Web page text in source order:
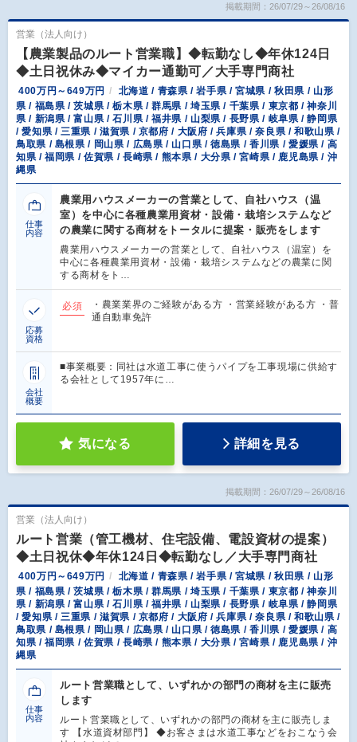
掲載期間：26/07/29～26/08/16
営業（法人向け）
【農業製品のルート営業職】◆転勤なし◆年休124日
◆土日祝休み◆マイカー通勤可／大手専門商社
400万円～649万円
北海道 / 青森県 / 岩手県 / 宮城県 / 秋田県 / 山形
県 / 福島県 / 茨城県 / 栃木県 / 群馬県 / 埼玉県 / 千葉県 / 東京都 / 神奈川
県 / 新潟県 / 富山県 / 石川県 / 福井県 / 山梨県 / 長野県 / 岐阜県 / 静岡県
/ 愛知県 / 三重県 / 滋賀県 / 京都府 / 大阪府 / 兵庫県 / 奈良県 / 和歌山県 /
鳥取県 / 島根県 / 岡山県 / 広島県 / 山口県 / 徳島県 / 香川県 / 愛媛県 / 高
知県 / 福岡県 / 佐賀県 / 長崎県 / 熊本県 / 大分県 / 宮崎県 / 鹿児島県 / 沖
縄県
仕事
内容
農業用ハウスメーカーの営業として、自社ハウス（温
室）を中心に各種農業用資材・設備・栽培システムなど
の農業に関する商材をトータルに提案・販売をします
農業用ハウスメーカーの営業として、自社ハウス（温室）を
中心に各種農業用資材・設備・栽培システムなどの農業に関
する商材をト…
応募
資格
必須
・農業業界のご経験がある方 ・営業経験がある方 ・普
通自動車免許
会社
概要
■事業概要：同社は水道工事に使うパイプを工事現場に供給す
る会社として1957年に…
気になる 詳細を見る
掲載期間：26/07/29～26/08/16
営業（法人向け）
ルート営業（管工機材、住宅設備、電設資材の提案）
◆土日祝休◆年休124日◆転勤なし／大手専門商社
400万円～649万円
北海道 / 青森県 / 岩手県 / 宮城県 / 秋田県 / 山形
県 / 福島県 / 茨城県 / 栃木県 / 群馬県 / 埼玉県 / 千葉県 / 東京都 / 神奈川
県 / 新潟県 / 富山県 / 石川県 / 福井県 / 山梨県 / 長野県 / 岐阜県 / 静岡県
/ 愛知県 / 三重県 / 滋賀県 / 京都府 / 大阪府 / 兵庫県 / 奈良県 / 和歌山県 /
鳥取県 / 島根県 / 岡山県 / 広島県 / 山口県 / 徳島県 / 香川県 / 愛媛県 / 高
知県 / 福岡県 / 佐賀県 / 長崎県 / 熊本県 / 大分県 / 宮崎県 / 鹿児島県 / 沖
縄県
仕事
内容
ルート営業職として、いずれかの部門の商材を主に販売
します
ルート営業職として、いずれかの部門の商材を主に販売しま
す 【水道資材部門】 ◆お客さまは水道工事などをおこなう会